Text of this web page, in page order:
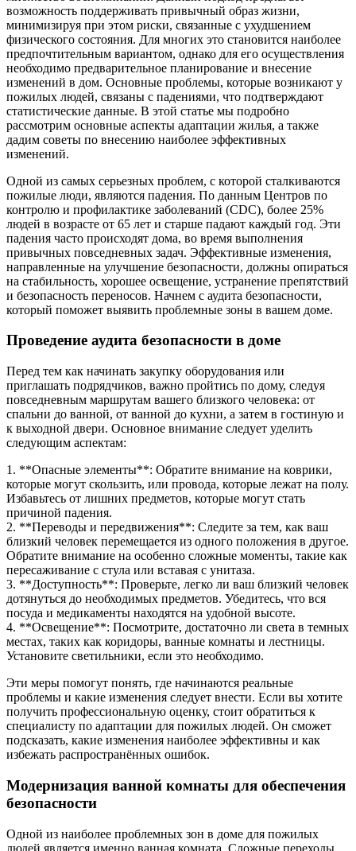
возможность поддерживать привычный образ жизни,
минимизируя при этом риски, связанные с ухудшением
физического состояния. Для многих это становится наиболее
предпочтительным вариантом, однако для его осуществления
необходимо предварительное планирование и внесение
изменений в дом. Основные проблемы, которые возникают у
пожилых людей, связаны с падениями, что подтверждают
статистические данные. В этой статье мы подробно
рассмотрим основные аспекты адаптации жилья, а также
дадим советы по внесению наиболее эффективных
изменений.
Одной из самых серьезных проблем, с которой сталкиваются
пожилые люди, являются падения. По данным Центров по
контролю и профилактике заболеваний (CDC), более 25%
людей в возрасте от 65 лет и старше падают каждый год. Эти
падения часто происходят дома, во время выполнения
привычных повседневных задач. Эффективные изменения,
направленные на улучшение безопасности, должны опираться
на стабильность, хорошее освещение, устранение препятствий
и безопасность переносов. Начнем с аудита безопасности,
который поможет выявить проблемные зоны в вашем доме.
Проведение аудита безопасности в доме
Перед тем как начинать закупку оборудования или
приглашать подрядчиков, важно пройтись по дому, следуя
повседневным маршрутам вашего близкого человека: от
спальни до ванной, от ванной до кухни, а затем в гостиную и
к выходной двери. Основное внимание следует уделить
следующим аспектам:
1. **Опасные элементы**: Обратите внимание на коврики,
которые могут скользить, или провода, которые лежат на полу.
Избавьтесь от лишних предметов, которые могут стать
причиной падения.
2. **Переводы и передвижения**: Следите за тем, как ваш
близкий человек перемещается из одного положения в другое.
Обратите внимание на особенно сложные моменты, такие как
пересаживание с стула или вставая с унитаза.
3. **Доступность**: Проверьте, легко ли ваш близкий человек
дотянуться до необходимых предметов. Убедитесь, что вся
посуда и медикаменты находятся на удобной высоте.
4. **Освещение**: Посмотрите, достаточно ли света в темных
местах, таких как коридоры, ванные комнаты и лестницы.
Установите светильники, если это необходимо.
Эти меры помогут понять, где начинаются реальные
проблемы и какие изменения следует внести. Если вы хотите
получить профессиональную оценку, стоит обратиться к
специалисту по адаптации для пожилых людей. Он сможет
подсказать, какие изменения наиболее эффективны и как
избежать распространённых ошибок.
Модернизация ванной комнаты для обеспечения
безопасности
Одной из наиболее проблемных зон в доме для пожилых
людей является именно ванная комната. Сложные переходы,